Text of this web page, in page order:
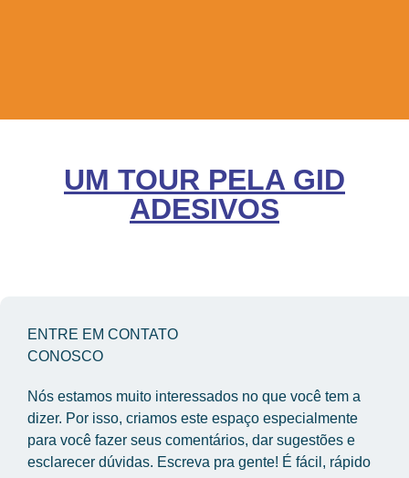
UM TOUR PELA GID
ADESIVOS
ENTRE EM CONTATO
CONOSCO
Nós estamos muito interessados no que você tem a
dizer. Por isso, criamos este espaço especialmente
para você fazer seus comentários, dar sugestões e
esclarecer dúvidas. Escreva pra gente! É fácil, rápido